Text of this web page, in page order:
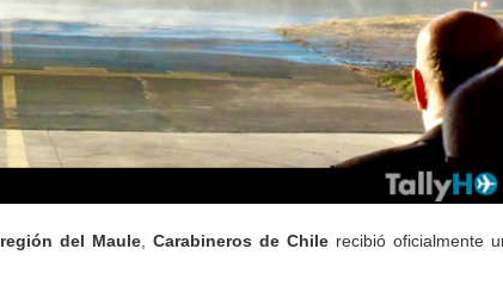
región del Maule, Carabineros de Chilerecibió oficialmente